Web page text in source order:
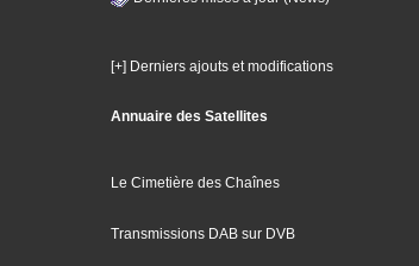
[+] Derniers ajouts et modifications
Annuaire des Satellites
Le Cimetière des Chaînes
Transmissions DAB sur DVB